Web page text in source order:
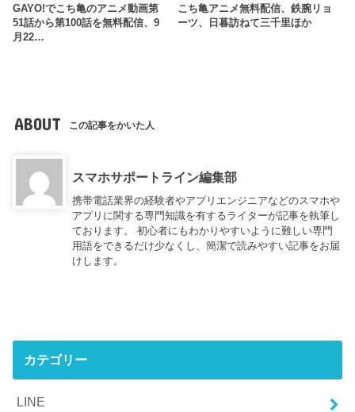
GAYO!でこち亀のアニメ動画第
51話から第100話を無料配信、9
月22…
こち亀アニメ無料配信、鉄腕リョ
ーツ、日暮訪ねて三千里ほか
ABOUT この記事をかいた人
スマホサポートライン編集部
携帯電話業界の経験者やアプリエンジニアなどのスマホや
アプリに関する専門知識を有するライターが記事を執筆し
ております。 初心者にもわかりやすいように難しい専門
用語をできるだけ少なくし、簡潔で読みやすい記事をお届
けします。
カテゴリー
LINE